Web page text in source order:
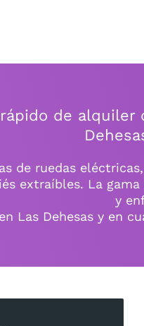
de
de ruedas
extraíbles. La
y
Las Dehesas y en